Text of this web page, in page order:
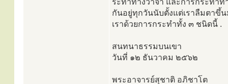
ระทำทางวาจา และการกระทำ
กันอยู่ทุกวันนับตั้งแต่เราลืมตาขึ้น
เราด้วยการกระทำทั้ง ๓ ชนิดนี้ .
สนทนาธรรมบนเขา
วันที่ ๑๒ ธันวาคม ๒๕๖๒
พระอาจารย์สุชาติ อภิชาโต